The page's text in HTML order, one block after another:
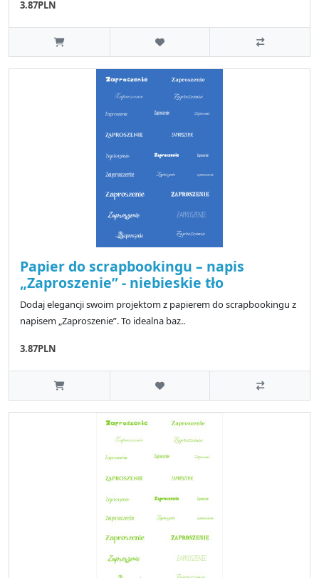
3.87PLN
Papier do scrapbookingu – napis
„Zaproszenie” - niebieskie tło
Dodaj elegancji swoim projektom z papierem do scrapbookingu z
napisem „Zaproszenie”. To idealna baz..
3.87PLN